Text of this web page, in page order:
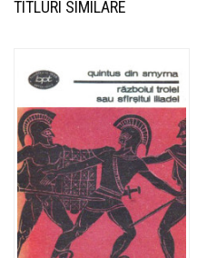
TITLURI SIMILARE